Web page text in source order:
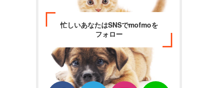
忙しいあなたはSNSでmofmoを
フォロー